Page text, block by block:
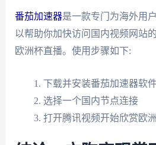
番茄加速器是一款专门为海外用
以帮助你加快访问国内视频网站
欧洲杯直播。使用步骤如下:
下载并安装番茄加速器软
选择一个国内节点连接
打开腾讯视频开始欣赏欧